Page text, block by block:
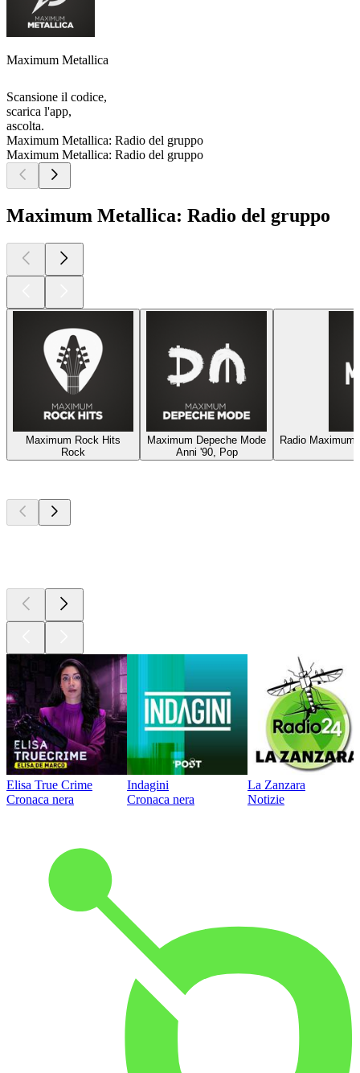
Maximum Metallica
Scansione il codice,
scarica l'app,
ascolta.
Maximum Metallica: Radio del gruppo
Maximum Metallica: Radio del gruppo
Maximum Metallica: Radio del gruppo
Maximum Rock Hits
Rock
Maximum Depeche Mode
Anni '90, Pop
Radio
Elisa True Crime
Cronaca nera
Indagini
Cronaca nera
La Zanzara
Notizie